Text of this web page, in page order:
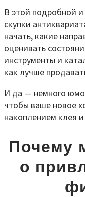
В этой подробной
скупки
начать, какие
оценивать
инструменты и
как лучше
И да — немного
чтобы ваше новое
накоплением клея
Почему
о